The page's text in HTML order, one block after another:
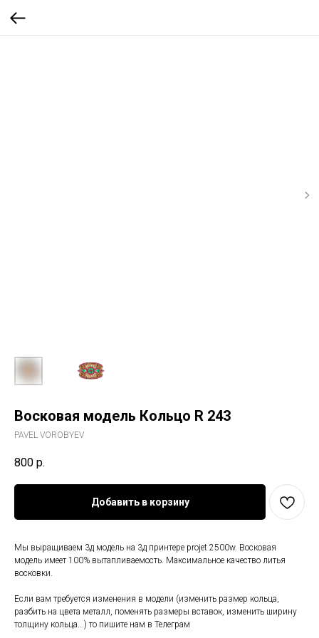
Восковая модель Кольцо R 243
PAVEL VOROBYEV
800 р.
Добавить в корзину
Мы выращиваем 3д модель на 3д принтере projet 2500w. Восковая
модель имеет 100% вытапливаемость. Максимальное качество литья
восковки.
Если вам требуется изменения в модели (изменить размер кольца,
разбить на цвета металл, поменять размеры вставок, изменить ширину
толщину кольца...) то пишите нам в Телеграм